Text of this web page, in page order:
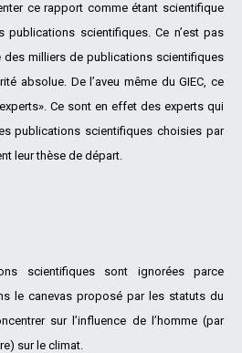
ce rapport comme étant scientifique
publications scientifiques. Ce n’est pas
des milliers de publications scientifiques
absolue. De l’aveu même du GIEC, ce
Ce sont en effet des experts qui
publications scientifiques choisies par
leur thèse de départ.
scientifiques sont ignorées parce
le canevas proposé par les statuts du
sur l’influence de l’homme (par
sur le climat.